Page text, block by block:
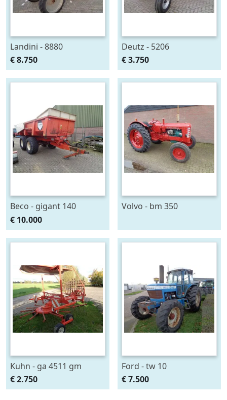
Landini - 8880
€ 8.750
Deutz - 5206
€ 3.750
Beco - gigant 140
€ 10.000
Volvo - bm 350
Kuhn - ga 4511 gm
€ 2.750
Ford - tw 10
€ 7.500